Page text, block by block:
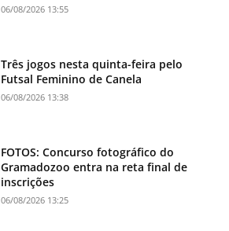
06/08/2026 13:55
Três jogos nesta quinta-feira pelo
Futsal Feminino de Canela
06/08/2026 13:38
FOTOS: Concurso fotográfico do
Gramadozoo entra na reta final de
inscrições
06/08/2026 13:25